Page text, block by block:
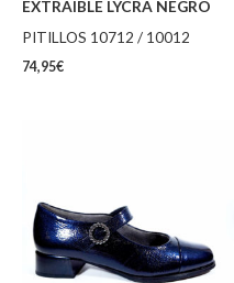
EXTRAIBLE LYCRA NEGRO
PITILLOS 10712 / 10012
74,95€